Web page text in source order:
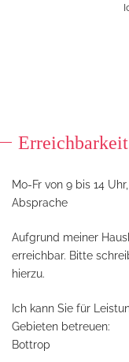
Erreichbarkeit
Mo-Fr von 9 bis 14
Absprache
Aufgrund meiner
erreichbar. Bitte
hierzu.
Ich kann Sie für
Gebieten betreuen:
Bottrop